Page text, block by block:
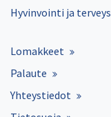
Hyvinvointi ja terveys
Lomakkeet
Palaute
Yhteystiedot